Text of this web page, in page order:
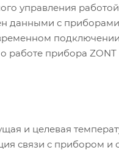
управления
данными с
прибора ZONT
и целевая
связи с прибором и